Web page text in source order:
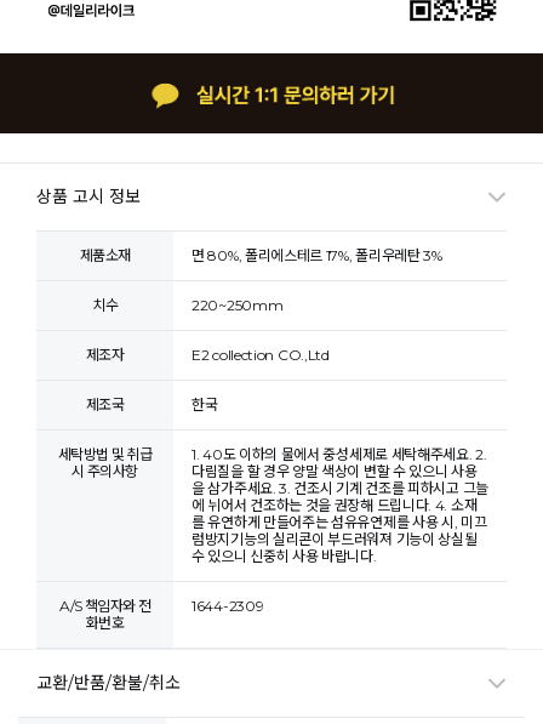
상품 고시 정보
제품소재 면 80%, 폴리에스테르 17%, 폴리우레탄 3%
치수 220~250mm
제조자 E2 collection CO.,Ltd
제조국 한국
세탁방법 및 취급
시 주의사항
1. 40도 이하의 물에서 중성세제로 세탁해주세요. 2.
다림질을 할 경우 양말 색상이 변할 수 있으니 사용
을 삼가주세요. 3. 건조시 기계 건조를 피하시고 그늘
에 뉘어서 건조하는 것을 권장해 드립니다. 4. 소재
를 유연하게 만들어주는 섬유유연제를 사용 시, 미끄
럼방지기능의 실리콘이 부드러워져 기능이 상실될
수 있으니 신중히 사용 바랍니다.
A/S 책임자와 전
화번호
1644-2309
교환/반품/환불/취소